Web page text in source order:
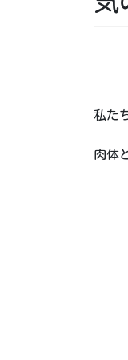
私た
肉体